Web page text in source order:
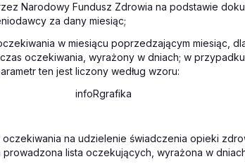
Narodowy Fundusz Zdrowia na podstawie
za dany miesiąc;
w miesiącu poprzedzającym miesiąc,
oczekiwania, wyrażony w dniach; w
ten jest liczony według wzoru:
oczekiwania na udzielenie świadczenia opieki
prowadzona lista oczekujących, wyrażona w